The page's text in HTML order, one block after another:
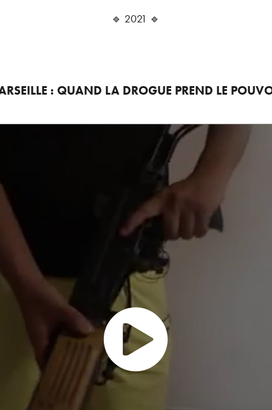
🔹 2021 🔹
: QUAND LA DROGUE PREND LE